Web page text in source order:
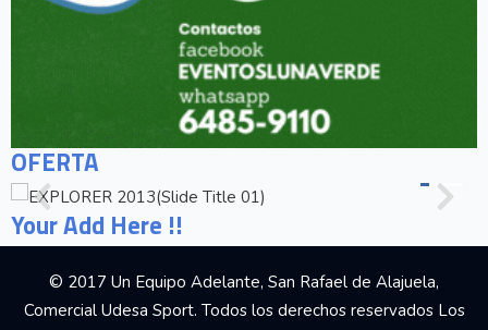
OFERTA